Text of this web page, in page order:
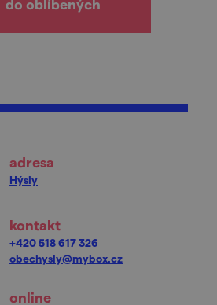
do oblíbených
adresa
Hýsly
kontakt
+420 518 617 326
obechysly@mybox.cz
online